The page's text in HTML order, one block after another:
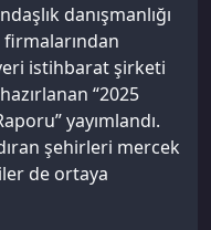
danışmanlığı
firmalarından
istihbarat şirketi
“2025
yayımlandı.
şehirleri mercek
de ortaya